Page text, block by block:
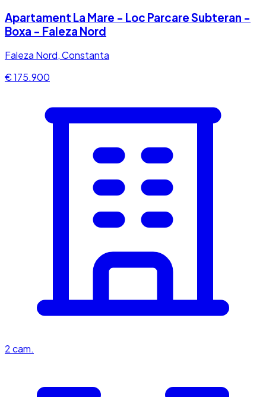
Apartament La Mare - Loc Parcare Subteran -
Boxa - Faleza Nord
Faleza Nord, Constanta
€ 175.900
2cam.